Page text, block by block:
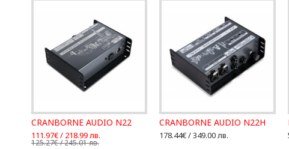
CRANBORNE AUDIO N22
111.97€ / 218.99 лв.
125.27€ / 245.01 лв.
CRANBORNE AUDIO N22H
178.44€ / 349.00 лв.